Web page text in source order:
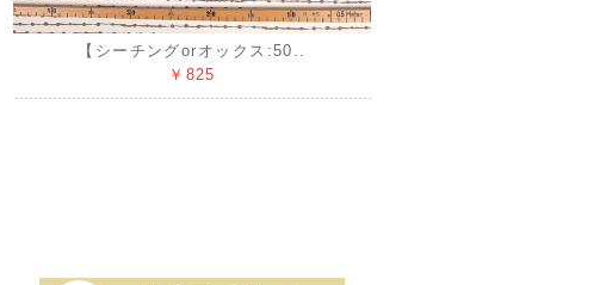
【シーチングorオックス:50..
￥825